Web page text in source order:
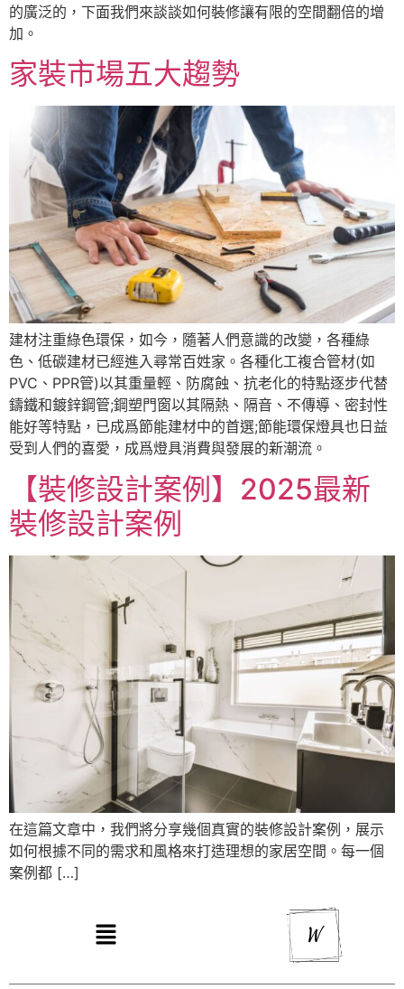
的廣泛的，下面我們來談談如何裝修讓有限的空間翻倍的增
加。
家裝市場五大趨勢
建材注重綠色環保，如今，隨著人們意識的改變，各種綠
色、低碳建材已經進入尋常百姓家。各種化工複合管材(如
PVC、PPR管)以其重量輕、防腐蝕、抗老化的特點逐步代替
鑄鐵和鍍鋅鋼管;鋼塑門窗以其隔熱、隔音、不傳導、密封性
能好等特點，已成爲節能建材中的首選;節能環保燈具也日益
受到人們的喜愛，成爲燈具消費與發展的新潮流。
【裝修設計案例】2025最新
裝修設計案例
在這篇文章中，我們將分享幾個真實的裝修設計案例，展示
如何根據不同的需求和風格來打造理想的家居空間。每一個
案例都 […]